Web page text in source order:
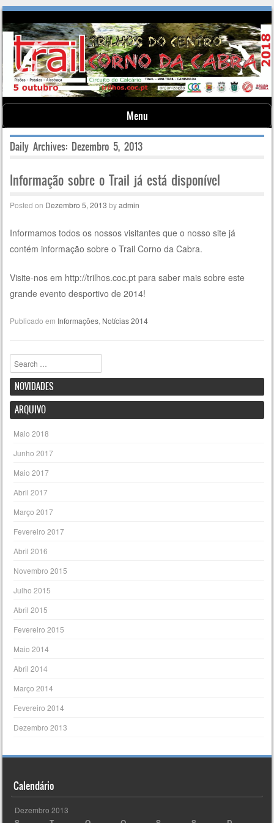
Menu
Skip to content
Daily Archives: Dezembro 5, 2013
Informação sobre o Trail já está disponível
Posted on Dezembro 5, 2013 byadmin
Informamos todos os nossos visitantes que o nosso site já
contém informação sobre o Trail Corno da Cabra.
Visite-nos em http://trilhos.coc.pt para saber mais sobre este
grande evento desportivo de 2014!
Publicado em Informações, Notícias 2014
Pesquisar
NOVIDADES
ARQUIVO
Maio 2018
Junho 2017
Maio 2017
Abril 2017
Março 2017
Fevereiro 2017
Abril 2016
Novembro 2015
Julho 2015
Abril 2015
Fevereiro 2015
Maio 2014
Abril 2014
Março 2014
Fevereiro 2014
Dezembro 2013
Calendário
Dezembro 2013